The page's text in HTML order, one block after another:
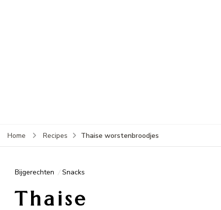
Home Recipes Thaise worstenbroodjes
Bijgerechten Snacks
Thaise